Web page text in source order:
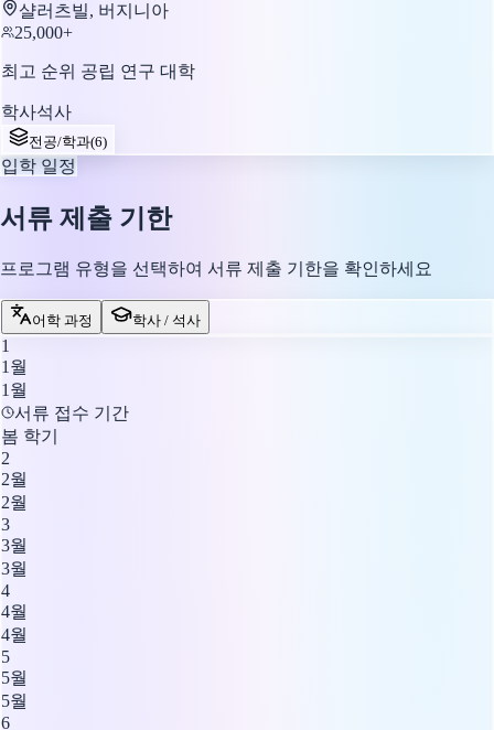
샬러츠빌, 버지니아
25,000+
최고 순위 공립 연구 대학
학사석사
전공/학과(6)
입학 일정
서류 제출 기한
프로그램 유형을 선택하여 서류 제출 기한을 확인하세요
어학 과정 학사 / 석사
1
1월
1월
서류 접수 기간
봄 학기
2
2월
2월
3
3월
3월
4
4월
4월
5
5월
5월
6